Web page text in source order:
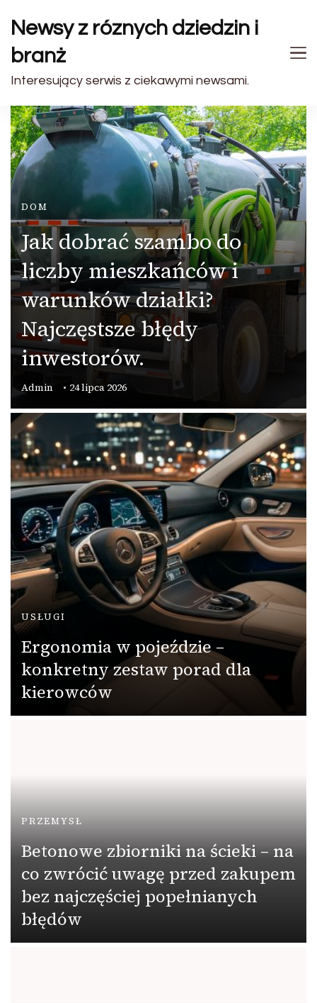
Newsy z róznych dziedzin i
branż
Interesujący serwis z ciekawymi newsami.
DOM
Jak dobrać szambo do
liczby mieszkańców i
warunków działki?
Najczęstsze błędy
inwestorów.
Admin 24 lipca 2026
USŁUGI
Ergonomia w pojeździe –
konkretny zestaw porad dla
kierowców
PRZEMYSŁ
Betonowe zbiorniki na ścieki – na
co zwrócić uwagę przed zakupem
bez najczęściej popełnianych
błędów